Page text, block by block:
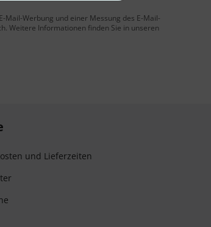
Mail-Werbung und einer Messung des E-Mail-
Weitere Informationen finden Sie in unseren
und Lieferzeiten